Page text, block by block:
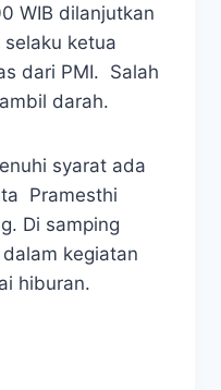
WIB dilanjutkan
ketua
dari PMI. Salah
darah.
syarat ada
Pramesthi
Di samping
kegiatan
hiburan.